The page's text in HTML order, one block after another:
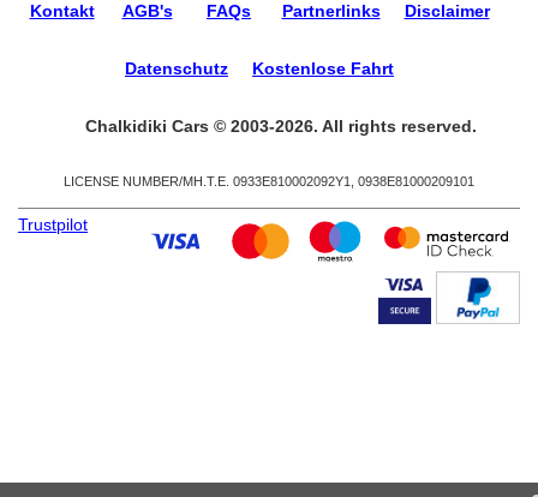
Kontakt AGB's FAQs Partnerlinks Disclaimer
Datenschutz Kostenlose Fahrt
Chalkidiki Cars © 2003-2026. All rights reserved.
LICENSE NUMBER/ΜΗ.Τ.Ε. 0933Ε810002092Υ1, 0938Ε81000209101
Trustpilot